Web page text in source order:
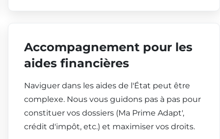
Accompagnement pour les
aides financières
Naviguer dans les aides de l'État peut être
complexe. Nous vous guidons pas à pas pour
constituer vos dossiers (Ma Prime Adapt',
crédit d'impôt, etc.) et maximiser vos droits.